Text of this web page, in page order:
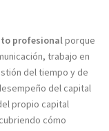
profesionalporque
trabajo en
del tiempo y de
del capital
propio capital
cómo